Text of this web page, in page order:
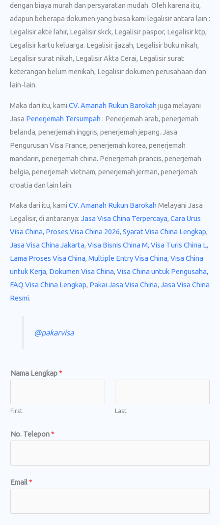
dengan biaya murah dan persyaratan mudah. Oleh karena itu,
adapun beberapa dokumen yang biasa kami legalisir antara lain :
Legalisir akte lahir, Legalisir skck, Legalisir paspor, Legalisir ktp,
Legalisir kartu keluarga. Legalisir ijazah, Legalisir buku nikah,
Legalisir surat nikah, Legalisir Akta Cerai, Legalisir surat
keterangan belum menikah, Legalisir dokumen perusahaan dan
lain-lain.
Maka dari itu, kami CV. Amanah Rukun Barokah juga melayani
Jasa Penerjemah Tersumpah : Penerjemah arab, penerjemah
belanda, penerjemah inggris, penerjemah jepang. Jasa
Pengurusan Visa France, penerjemah korea, penerjemah
mandarin, penerjemah china. Penerjemah prancis, penerjemah
belgia, penerjemah vietnam, penerjemah jerman, penerjemah
croatia dan lain lain.
Maka dari itu, kami CV. Amanah Rukun Barokah Melayani Jasa
Legalisir, di antaranya: Jasa Visa China Terpercaya, Cara Urus
Visa China, Proses Visa China 2026, Syarat Visa China Lengkap,
Jasa Visa China Jakarta, Visa Bisnis China M, Visa Turis China L,
Lama Proses Visa China, Multiple Entry Visa China, Visa China
untuk Kerja, Dokumen Visa China, Visa China untuk Pengusaha,
FAQ Visa China Lengkap, Pakai Jasa Visa China, Jasa Visa China
Resmi.
@pakarvisa
e
g
a
a
u
Nama Lengkap*
First Last
No. Telepon*
Email*